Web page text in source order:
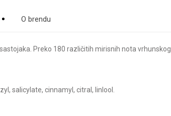
O brendu
Preko 180 različitih mirisnih nota vrhunskog
salicylate, cinnamyl, citral, linlool.